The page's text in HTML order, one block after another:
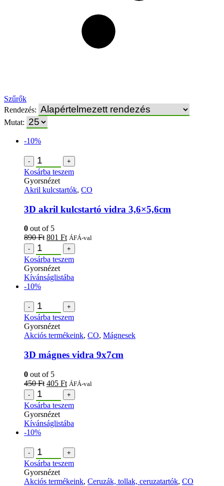
Szűrők
Rendezés:
Mutat:
-10%
- +
Kosárba teszem
Gyorsnézet
Akril kulcstartók, CO
3D akril kulcstartó vidra 3,6×5,6cm
0 out of 5
890Ft 801 Ft ÁFÁ-val
-
+
Kosárba teszem
Gyorsnézet
Kívánságlistába
-10%
- +
Kosárba teszem
Gyorsnézet
Akciós termékeink, CO, Mágnesek
3D mágnes vidra 9x7cm
0 out of 5
450Ft 405 Ft ÁFÁ-val
-
+
Kosárba teszem
Gyorsnézet
Kívánságlistába
-10%
- +
Kosárba teszem
Gyorsnézet
Akciós termékeink, Ceruzák, tollak, ceruzatartók, CO